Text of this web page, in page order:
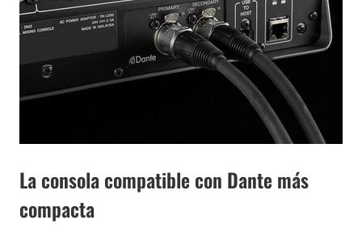
La consola compatible con Dante más
compacta